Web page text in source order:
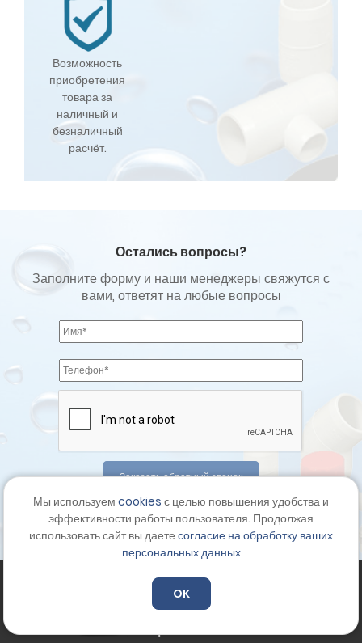
Возможность
приобретения
товара за
наличный и
безналичный
расчёт.
Остались вопросы?
Заполните форму и наши менеджеры свяжутся с
вами, ответят на любые вопросы
Отправляя форму вы соглашаетесь сполитикой
конфиденциальности
Мы используем cookies с целью повышения удобства и
эффективности работы пользователя. Продолжая
использовать сайт вы даете согласие на обработку ваших
персональных данных
OK